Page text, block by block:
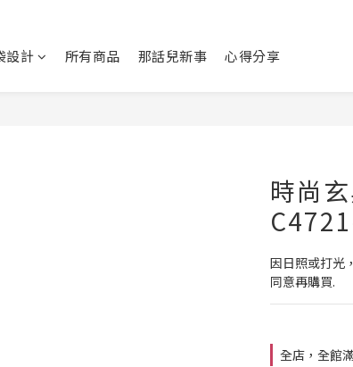
設計 所有商品 那話兒新事 心得分享
時尚
因日照或打光
同意再購買.
全店，全館